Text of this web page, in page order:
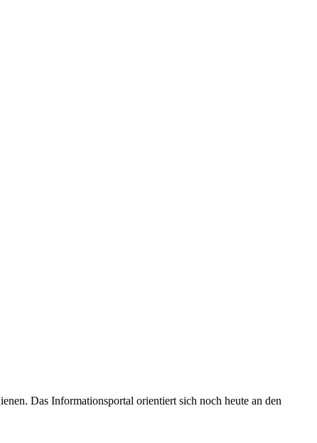
Das Informationsportal orientiert sich noch heute an den